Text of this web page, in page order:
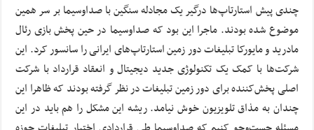
چندی پیش استارتاپ‌ها درگیر یک مجادله سنگین با صداوسیما بر سر همین
موضوع شده بودند. ماجرا این بود که صداوسیما در حین پخش بازی رئال
مادرید و مایورکا تبلیغات دور زمین استارتاپ‌های ایرانی را سانسور کرد. این
شرکت‌ها با کمک یک تکنولوژی جدید دیجیتال و انعقاد قرارداد با شرکت
اصلی پخش‌کننده برای دور زمین تبلیغات در نظر گرفته بودند که ظاهرا این
چندان به مذاق تلویزیون خوش نیامد. ریشه این مشکل را هم باید در این